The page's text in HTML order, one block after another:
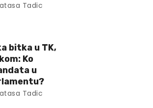
Tadic
bitka u TK,
Ko
u
Tadic